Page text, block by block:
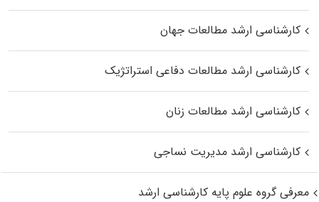
کارشناسی ارشد مطالعات جهان
کارشناسی ارشد مطالعات دفاعی استراتژیک
کارشناسی ارشد مطالعات زنان
کارشناسی ارشد مدیریت نساجی
معرفی گروه علوم پایه کارشناسی ارشد